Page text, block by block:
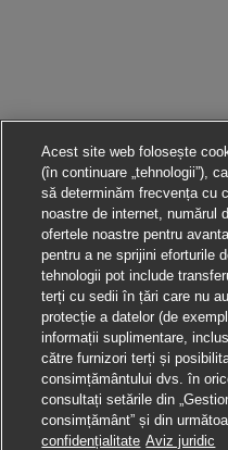
Aplică
Acest site web folosește
(în continuare „tehnologii”),
să determinăm frecvența cu
noastre de internet, numărul
ofertele noastre pentru
pentru a ne sprijini eforturile
tehnologii pot include
terți cu sedii în țări care nu
protecție a datelor (de
informații suplimentare,
către furnizori terți și
consimțământului dvs. în
consultați setările din
consimțământ” și din
confidențialitate Aviz juridic